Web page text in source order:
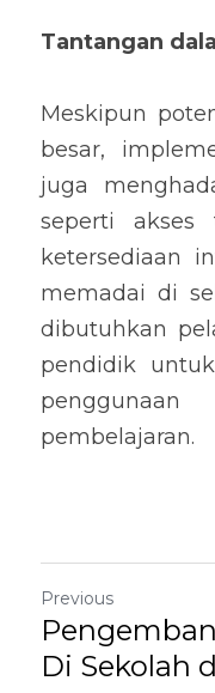
Tantangan
Meskipun
besar,
juga
seperti akses
ketersediaan
memadai di
dibutuhkan
pendidik
pembelajaran.
Previous
Di Sekolah